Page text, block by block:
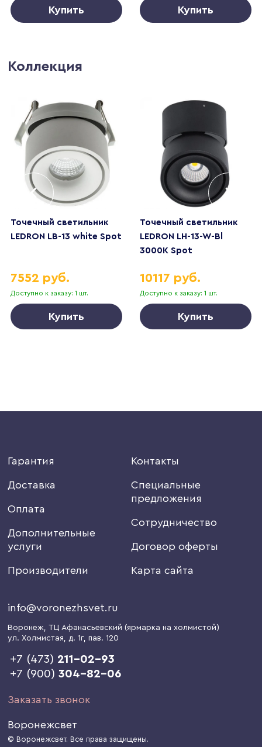
Купить Купить
Коллекция
Точечный светильник
LEDRON LB-13 white Spot
Доступно к заказу: 1 шт.
7552 руб.
Купить
Точечный светильник
LEDRON LH-13-W-Bl
3000K Spot
Доступно к заказу: 1 шт.
10117 руб.
Купить
Гарантия
Доставка
Оплата
Дополнительные
услуги
Производители
Контакты
Специальные
предложения
Сотрудничество
Договор оферты
Карта сайта
info@voronezhsvet.ru
Воронеж, ТЦ Афанасьевский (ярмарка на холмистой)
ул. Холмистая, д. 1г, пав. 120
+7 (473) 211-02-93
+7 (900)304-82-06
Заказать звонок
Воронежсвет
© Воронежсвет. Все права защищены.